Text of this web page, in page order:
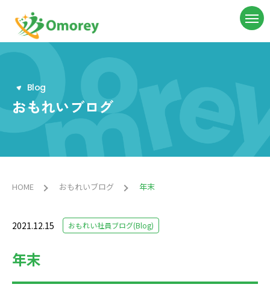
Blog
おもれいブログ
HOME おもれいブログ 年末
2021.12.15 おもれい社員ブログ(Blog)
年末